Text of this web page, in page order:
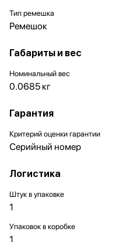
Тип ремешка
Ремешок
Габариты и вес
Номинальный вес
0.0685 кг
Гарантия
Критерий оценки гарантии
Серийный номер
Логистика
Штук в упаковке
1
Упаковок в коробке
1